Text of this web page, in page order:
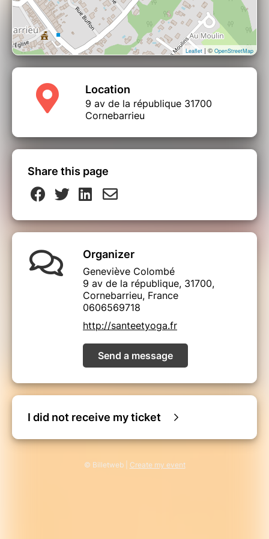
Leaflet | © OpenStreetMap
Location
9 av de la république 31700
Cornebarrieu
Share this page
Organizer
Geneviève Colombé
9 av de la république, 31700,
Cornebarrieu, France
0606569718
http://santeetyoga.fr
Send a message
I did not receive my ticket
© Billetweb | Create my event